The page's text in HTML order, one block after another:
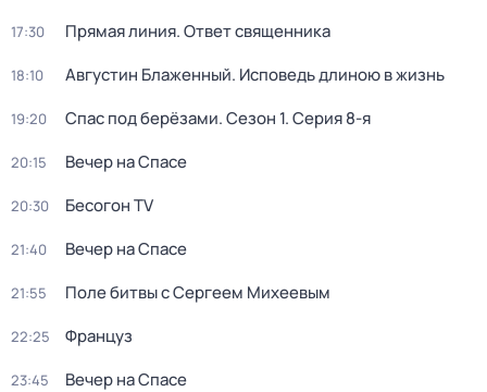
17:30 Прямая линия. Ответ священника
18:10 Августин Блаженный. Исповедь длиною в жизнь
19:20 Спас под берёзами. Сезон 1. Серия 8-я
20:15 Вечер на Спасе
20:30 Бесогон TV
21:40 Вечер на Спасе
21:55 Поле битвы с Сергеем Михеевым
22:25 Француз
23:45 Вечер на Спасе